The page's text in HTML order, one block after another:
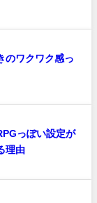
のワクワク感っ
っぽい設定が
理由